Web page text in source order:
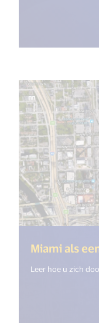
Miami als
Leer hoe u zich